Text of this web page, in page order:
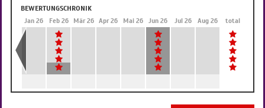
BEWERTUNGSCHRONIK
Jan 26 Feb 26 Mär 26 Apr 26 Mai 26 Jun 26 Jul 26 Aug 26 total